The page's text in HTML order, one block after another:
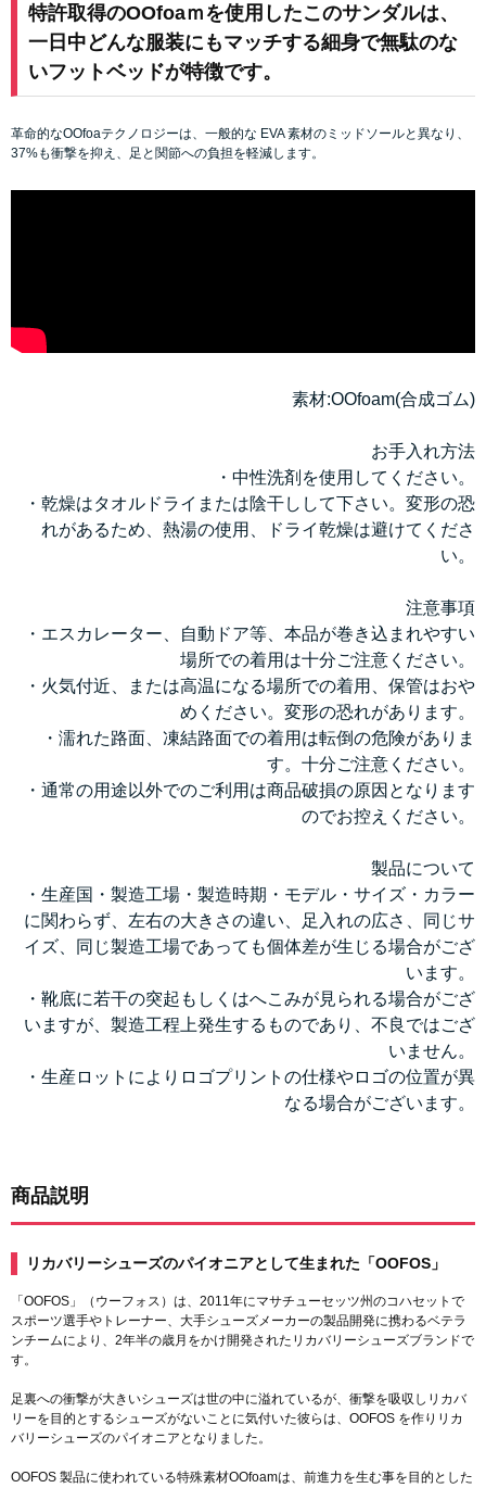
特許取得のOOfoaｍを使用したこのサンダルは、
一日中どんな服装にもマッチする細身で無駄のな
いフットベッドが特徴です。
革命的なOOfoaテクノロジーは、一般的な EVA 素材のミッドソールと異なり、
37%も衝撃を抑え、足と関節への負担を軽減します。
素材:OOfoam(合成ゴム)
お手入れ方法
・中性洗剤を使用してください。
・乾燥はタオルドライまたは陰干しして下さい。変形の恐
れがあるため、熱湯の使用、ドライ乾燥は避けてくださ
い。
注意事項
・エスカレーター、自動ドア等、本品が巻き込まれやすい
場所での着用は十分ご注意ください。
・火気付近、または高温になる場所での着用、保管はおや
めください。変形の恐れがあります。
・濡れた路面、凍結路面での着用は転倒の危険がありま
す。十分ご注意ください。
・通常の用途以外でのご利用は商品破損の原因となります
のでお控えください。
製品について
・生産国・製造工場・製造時期・モデル・サイズ・カラー
に関わらず、左右の大きさの違い、足入れの広さ、同じサ
イズ、同じ製造工場であっても個体差が生じる場合がござ
います。
・靴底に若干の突起もしくはへこみが見られる場合がござ
いますが、製造工程上発生するものであり、不良ではござ
いません。
・生産ロットによりロゴプリントの仕様やロゴの位置が異
なる場合がございます。
商品説明
リカバリーシューズのパイオニアとして生まれた「OOFOS」
「OOFOS」（ウーフォス）は、2011年にマサチューセッツ州のコハセットで
スポーツ選手やトレーナー、大手シューズメーカーの製品開発に携わるベテラ
ンチームにより、2年半の歳月をかけ開発されたリカバリーシューズブランドで
す。
足裏への衝撃が大きいシューズは世の中に溢れているが、衝撃を吸収しリカバ
リーを目的とするシューズがないことに気付いた彼らは、OOFOS を作りリカ
バリーシューズのパイオニアとなりました。
OOFOS 製品に使われている特殊素材OOfoamは、前進力を生む事を目的とした